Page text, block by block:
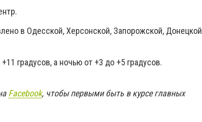
в Одесской, Херсонской, Запорожской, Донецкой
градусов, а ночью от +3 до +5 градусов.
Facebook, чтобы первыми быть в курсе главных